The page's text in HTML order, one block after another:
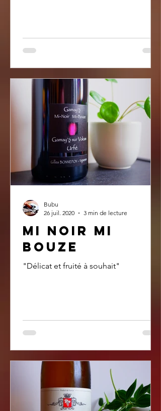
Mi noir Mi
bouze
"Délicat et fruité à souhait"
Bubu
26 juil. 2020
3 min de lecture